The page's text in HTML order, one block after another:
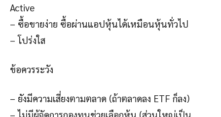
Active
– ซื้อขายง่าย ซื้อผ่านแอปหุ้นได้เหมือนหุ้นทั่วไป
– โปร่งใส
ข้อควรระวัง
– ยังมีความเสี่ยงตามตลาด (ถ้าตลาดลง ETF ก็ลง)